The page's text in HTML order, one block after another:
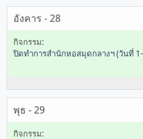
อังคาร - 28
ปิดทำการสำนักหอสมุดกลางฯ (วันที่
พุธ - 29